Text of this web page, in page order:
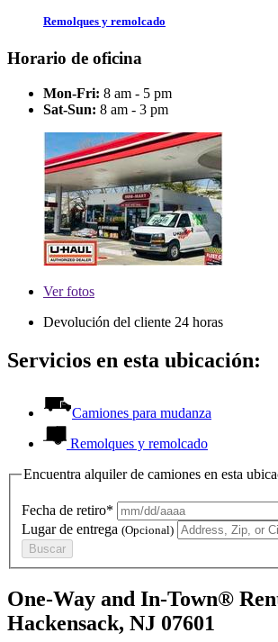
Remolques y remolcado
Horario de oficina
Mon-Fri: 8 am - 5 pm
Sat-Sun: 8 am - 3 pm
Verfotos
Devolución del cliente 24 horas
Servicios en esta ubicación:
Camiones para mudanza
Remolques y remolcado
Encuentra alquiler de camiones en esta
Fecha de retiro*
Lugar de entrega (Opcional)
Buscar
One-Way and In-Town®
Hackensack, NJ 07601